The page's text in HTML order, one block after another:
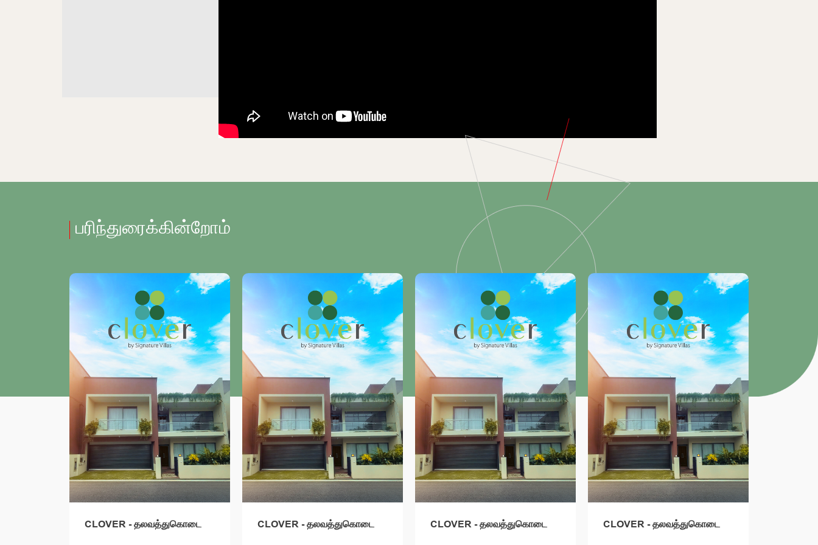
பரிந்துரைக்கின்றோம்
CLOVER - தலவத்துகொடை CLOVER - தலவத்துகொடை CLOVER - தலவத்துகொடை CLOVER - தலவத்துகொடை